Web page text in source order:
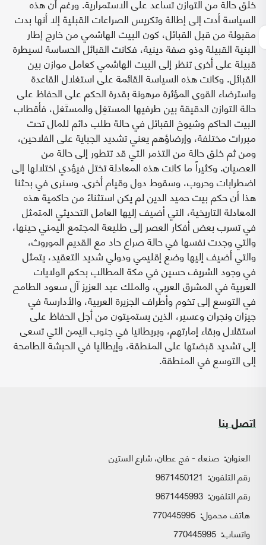
السياسة أدت إلى إطالة وتكريس الصراعات القبلية إلا أنها بدت
مقبولة من قبل القبائل، كون البيت الهاشمي من خارج إطار
البنية القبيلة وذو صفة دينية، فكانت القبائل الحساسة لسيطرة
قبيلة على أخرى تنظر إلى البيت الهاشمي كعامل موازن بين
القبائل. وكانت هذه السياسة القائمة على استغلال القاعدة
واسترضاء القوى المؤثرة مرهونة بقدرة الحكم على الحفاظ على
حالة التوازن الدقيقة بين طرفيها المستغِل والمستَغل، فأقطاب
البيت الحاكم وشيوخ القبائل في حالة طلب دائم للمال تحت
مبررات مختلفة، وإرضاؤهم يعني تشديد الجباية على الفلاحين،
ومن ثم خلق حالة من التذمر التي قد تتطور إلى حالة من
العصيان. وكثيراً ما كانت هذه المعادلة تختل فيؤدي اختلالها إلى
اضطرابات وحروب، وسقوط دول وقيام أخرى. وسنرى في بحثنا
هذا أن حكم بيت حميد الدين لم يكن استثناءً من حاكمية هذه
المعادلة التاريخية، التي أضيف إليها العامل التحديثي المتمثل
في تسرب بعض أفكار العصر إلى طليعة المجتمع اليمني حينها،
والتي وجدت نفسها في حالة صراع حاد مع القديم الموروث،
والتي أضيف إليها وضع إقليمي ودولي شديد التعقيد، يتمثل
في وجود الشريف حسين في مكة المطالب بحكم الولايات
العربية في المشرق العربي، والملك عبد العزيز آل سعود الطامح
في التوسع إلى تخوم وأطراف الجزيرة العربية، والأدارسة في
جيزان ونجران وعسير، الذين يستميتون من أجل الحفاظ على
استقلال وبقاء إمارتهم، وبريطانيا في جنوب اليمن التي تسعى
إلى تشديد قبضتها على المنطقة، وإيطاليا في الحبشة الطامحة
إلى التوسع في المنطقة.
اتصل بنا
العنوان: صنعاء - فج عطان، شارع الستين
رقم التلفون: 9671450121
رقم التلفون: 9671445993
هاتف محمول: 770445995
واتساب: